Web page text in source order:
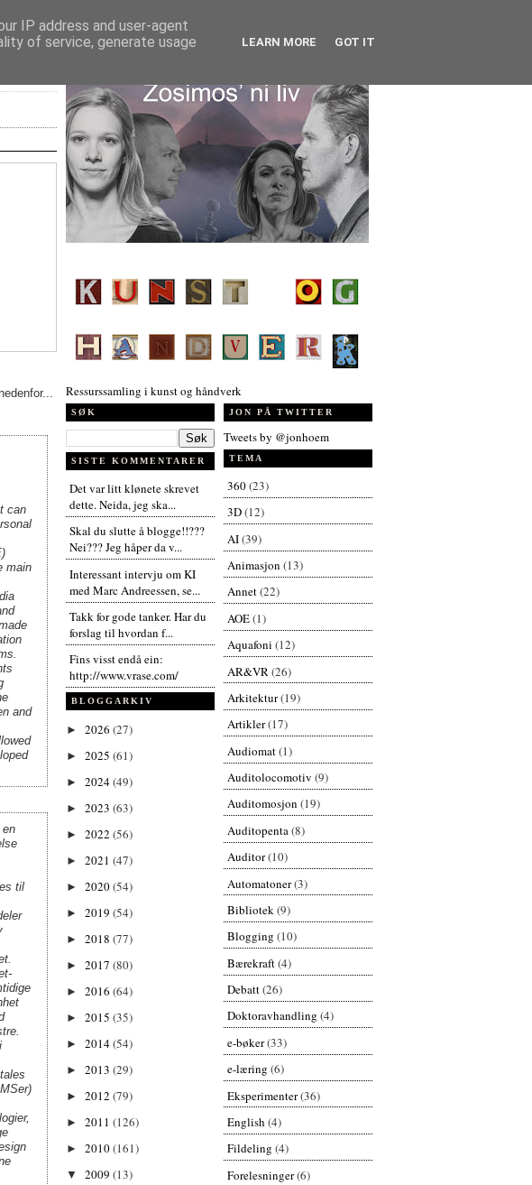
can
main
and
en
til
Ressurssamling i kunst og håndverk
SØK
SISTE KOMMENTARER
Det var litt klønete skrevet
dette. Neida, jeg ska...
Skal du slutte å blogge!!???
Nei??? Jeg håper da v...
Interessant intervju om KI
med Marc Andreessen, se...
Takk for gode tanker. Har du
forslag til hvordan f...
Fins visst endå ein:
http://www.vrase.com/
BLOGGARKIV
► 2026 (27)
► 2025 (61)
► 2024(49)
► 2023 (63)
► 2022 (56)
► 2021 (47)
► 2020(54)
► 2019 (54)
► 2018 (77)
► 2017 (80)
► 2016 (64)
► 2015 (35)
► 2014(54)
► 2013 (29)
► 2012 (79)
► 2011 (126)
► 2010(161)
▼ 2009 (13)
JON PÅ TWITTER
Tweets by @jonhoem
TEMA
360(23)
3D(12)
AI(39)
Animasjon (13)
Annet(22)
AOE(1)
Aquafoni (12)
AR&VR (26)
Arkitektur(19)
Artikler(17)
Audiomat(1)
Auditolocomotiv (9)
Auditomosjon (19)
Auditopenta(8)
Auditor(10)
Automatoner(3)
Bibliotek(9)
Blogging (10)
Bærekraft(4)
Debatt(26)
Doktoravhandling (4)
e-bøker(33)
e-læring (6)
Eksperimenter(36)
English (4)
Fildeling (4)
Forelesninger(6)
IP address and user-agent
of service, generate usage
LEARN MORE GOT IT